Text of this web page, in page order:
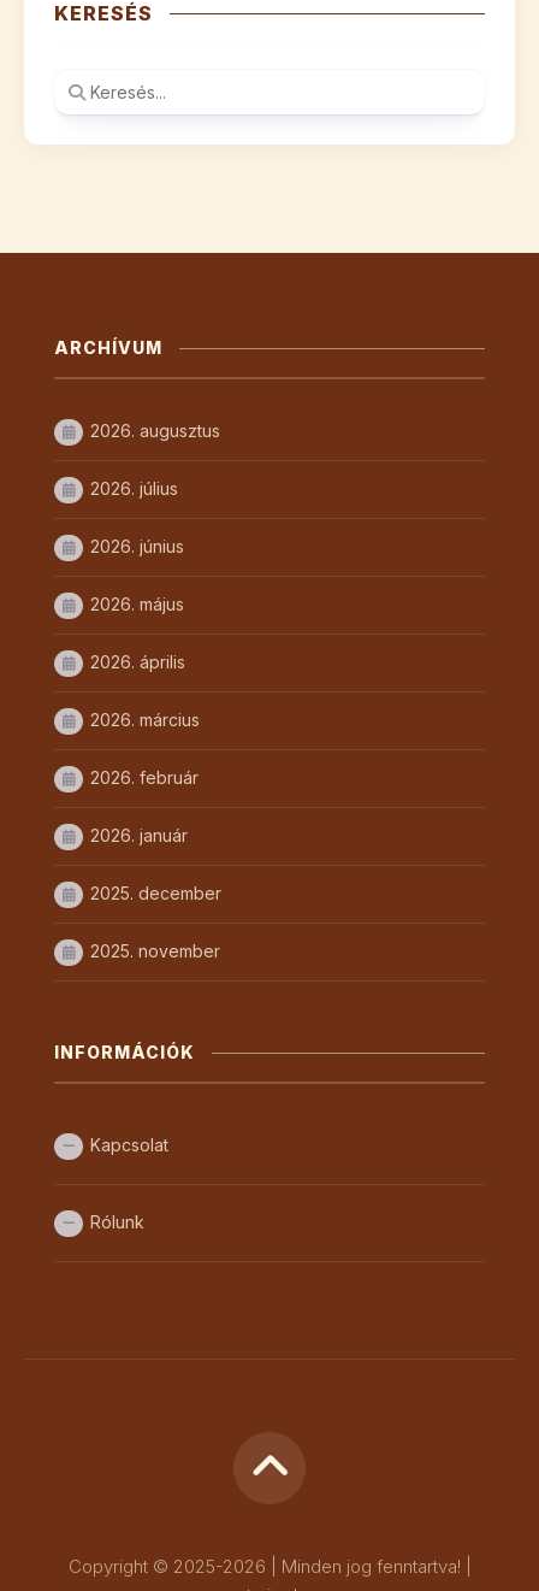
KERESÉS
ARCHÍVUM
2026. augusztus
2026. július
2026. június
2026. május
2026. április
2026. március
2026. február
2026. január
2025. december
2025. november
INFORMÁCIÓK
Kapcsolat
Rólunk
Copyright © 2025-2026 | Minden jog fenntartva! |